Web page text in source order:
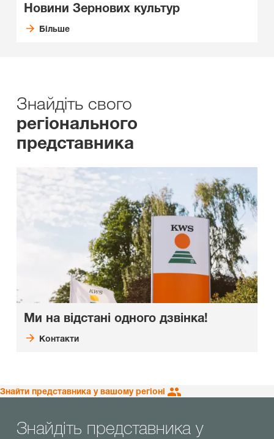
Новини Зернових культур
Більше
Знайдіть свого
регіонального
представника
Ми на відстані одного дзвінка!
Контакти
Знайти представника у вашому регіоні
Знайдіть представника у